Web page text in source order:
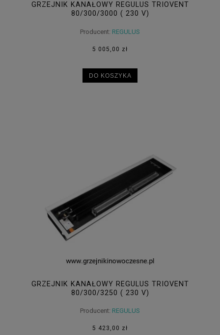
GRZEJNIK KANAŁOWY REGULUS TRIOVENT
80/300/3000 ( 230 V)
Producent: REGULUS
5 005,00 zł
DO KOSZYKA
GRZEJNIK KANAŁOWY REGULUS TRIOVENT
80/300/3250 ( 230 V)
Producent: REGULUS
5 423,00 zł